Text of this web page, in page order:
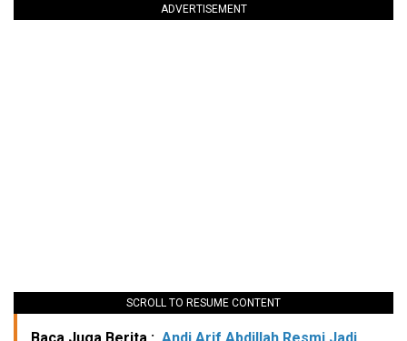
ADVERTISEMENT
SCROLL TO RESUME CONTENT